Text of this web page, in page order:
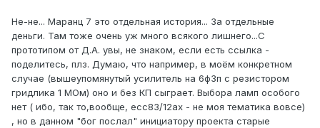
Не-не... Маранц 7 это отдельная история... За отдельные
деньги. Там тоже очень уж много всякого лишнего...С
прототипом от Д.А. увы, не знаком, если есть ссылка -
поделитесь, плз. Думаю, что например, в моём конкретном
случае (вышеупомянутый усилитель на 6ф3п с резистором
гридлика 1 МОм) оно и без КП сыграет. Выбора ламп особого
нет ( ибо, так то,вообще, есс83/12ах - не моя тематика вовсе)
, но в данном "бог послал" инициатору проекта старые